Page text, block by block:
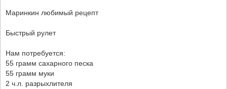
Маринкин любимый рецепт
Быстрый рулет
Нам потребуется:
55 грамм сахарного песка
55 грамм муки
2 ч.л. разрыхлителя